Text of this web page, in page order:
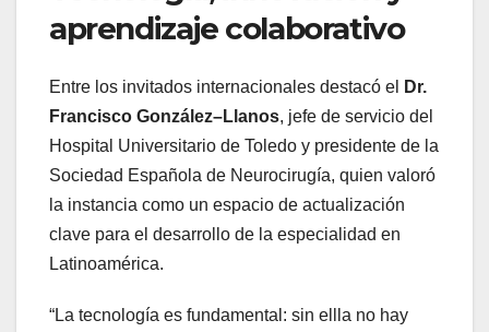
aprendizaje colaborativo
Entre los invitados internacionales destacó el
Dr.
Francisco González–Llanos, jefe de servicio del
Hospital Universitario de Toledo y presidente de la
Sociedad Española de Neurocirugía, quien valoró
la instancia como un espacio de actualización
clave para el desarrollo de la especialidad en
Latinoamérica.
“La tecnología es fundamental: sin ellla no hay